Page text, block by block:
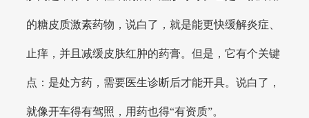
的糖皮质激素药物，说白了，就是能更快缓解炎症、
止痒，并且减缓皮肤红肿的药膏。但是，它有个关键
点：是处方药，需要医生诊断后才能开具。说白了，
就像开车得有驾照，用药也得“有资质”。